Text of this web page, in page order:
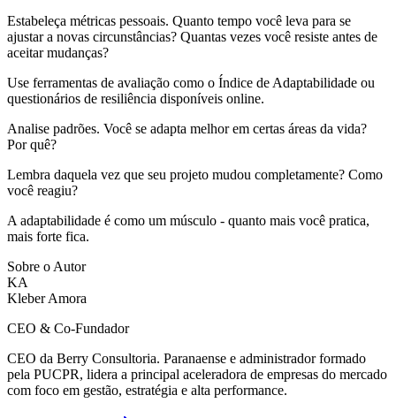
Estabeleça métricas pessoais. Quanto tempo você leva para se
ajustar a novas circunstâncias? Quantas vezes você resiste antes de
aceitar mudanças?
Use ferramentas de avaliação como o Índice de Adaptabilidade ou
questionários de resiliência disponíveis online.
Analise padrões. Você se adapta melhor em certas áreas da vida?
Por quê?
Lembra daquela vez que seu projeto mudou completamente? Como
você reagiu?
A adaptabilidade é como um músculo - quanto mais você pratica,
mais forte fica.
Sobre o Autor
KA
Kleber Amora
CEO & Co-Fundador
CEO da Berry Consultoria. Paranaense e administrador formado
pela PUCPR, lidera a principal aceleradora de empresas do mercado
com foco em gestão, estratégia e alta performance.